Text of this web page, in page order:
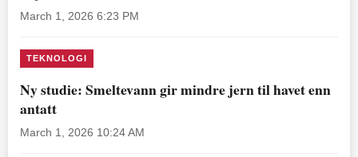
March 1, 2026 6:23 PM
TEKNOLOGI
Ny studie: Smeltevann gir mindre jern til havet enn
antatt
March 1, 2026 10:24 AM